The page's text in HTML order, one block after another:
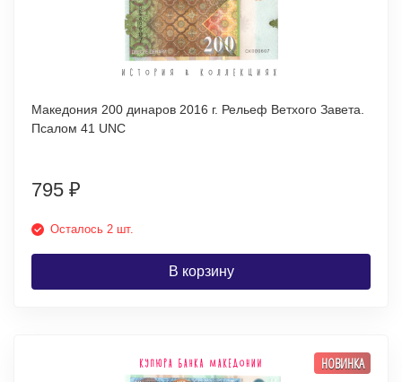
Македония 200 динаров 2016 г. Рельеф Ветхого Завета.
Псалом 41 UNC
795 ₽
Осталось 2 шт.
В корзину
НОВИНКА